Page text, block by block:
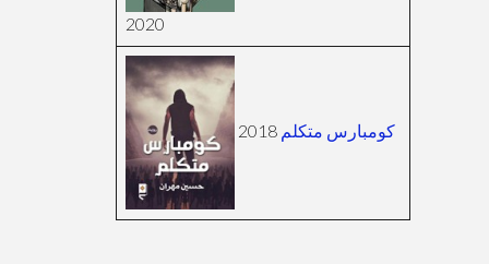
2020
كومبارس متكلم 2018